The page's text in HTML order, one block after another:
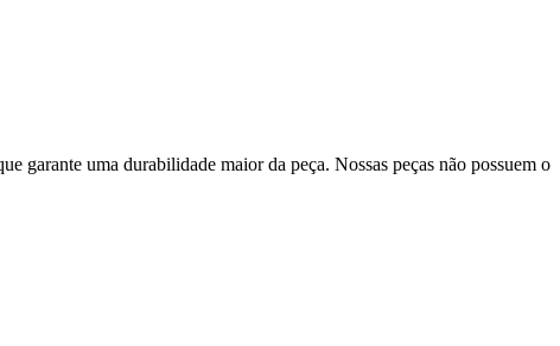
garante uma durabilidade maior da peça. Nossas peças não possuem o